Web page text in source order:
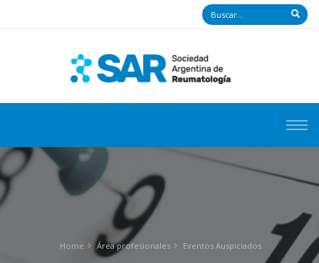
Home Área profesionales Eventos Auspiciados